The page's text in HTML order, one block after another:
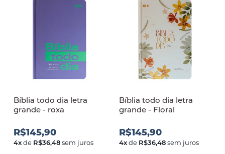
Bíblia todo dia letra
grande - roxa
R$145,90
4xde R$36,48sem juros
Bíblia todo dia letra
grande - Floral
R$145,90
4xde R$36,48sem juros